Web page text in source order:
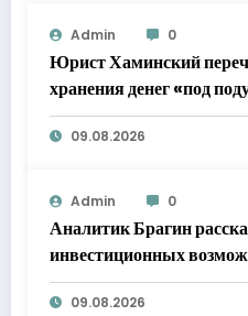
Admin 0
Юрист Хаминский
хранения денег «под
09.08.2026
Admin 0
Аналитик Брагин
инвестиционных
полугодии
09.08.2026